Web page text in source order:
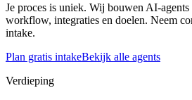
Je proces is uniek. Wij bouwen AI-
workflow, integraties en doelen. Neem
intake.
Plan gratis intakeBekijk alle agents
Verdieping